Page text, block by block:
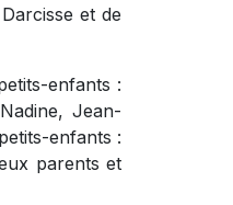
et de
enfants :
Jean-
enfants :
parents et